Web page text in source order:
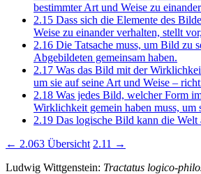
bestimmter Art und Weise zu
2.15 Dass sich die Elemente des
Weise zu einander verhalten, stellt
2.16 Die Tatsache muss, um Bild zu
Abgebildeten gemeinsam haben.
2.17 Was das Bild mit der
um sie auf seine Art und Weise –
2.18 Was jedes Bild, welcher Form
Wirklichkeit gemein haben muss,
2.19 Das logische Bild kann die Welt
← 2.063 Übersicht 2.11 →
Ludwig Wittgenstein: Tractatus logico-